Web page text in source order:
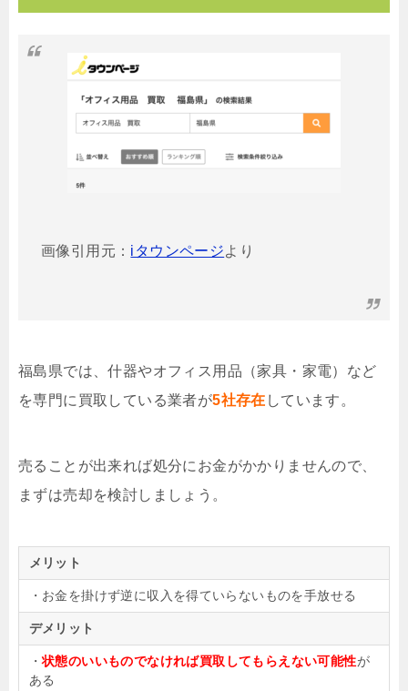
画像引用元： iタウンページより
福島県では、什器やオフィス用品（家具・家電）など
を専門に買取している業者が5社存在 しています。
売ることが出来れば処分にお金がかかりませんので、
まずは売却を検討しましょう。
メリット
・お金を掛けず逆に収入を得ていらないものを手放せる
デメリット
・状態のいいものでなければ買取してもらえない可能性が
ある